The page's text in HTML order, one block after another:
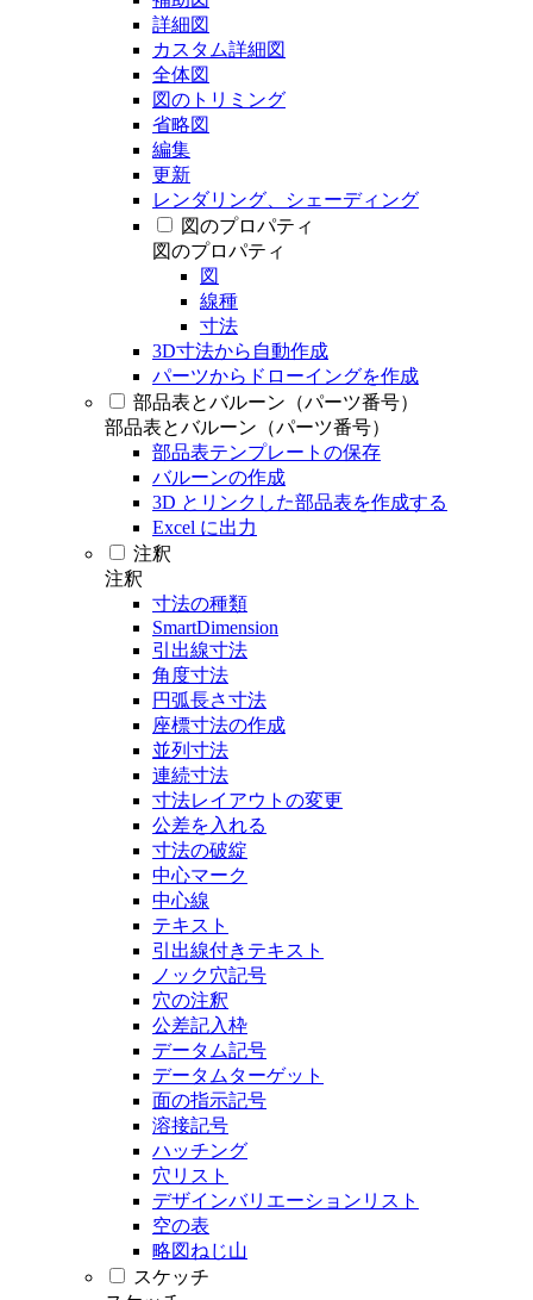
詳細図
カスタム詳細図
全体図
図のトリミング
省略図
編集
更新
レンダリング、シェーディング
図のプロパティ
図のプロパティ
図
線種
寸法
3D寸法から自動作成
パーツからドローイングを作成
部品表とバルーン（パーツ番号）
部品表とバルーン（パーツ番号）
部品表テンプレートの保存
バルーンの作成
3D とリンクした部品表を作成する
Excel に出力
注釈
注釈
寸法の種類
SmartDimension
引出線寸法
角度寸法
円弧長さ寸法
座標寸法の作成
並列寸法
連続寸法
寸法レイアウトの変更
公差を入れる
寸法の破綻
中心マーク
中心線
テキスト
引出線付きテキスト
ノック穴記号
穴の注釈
公差記入枠
データム記号
データムターゲット
面の指示記号
溶接記号
ハッチング
穴リスト
デザインバリエーションリスト
空の表
略図ねじ山
スケッチ